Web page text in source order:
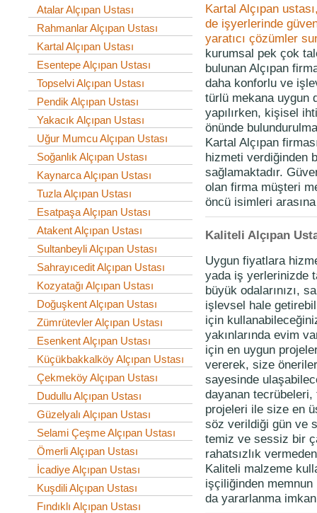
Atalar Alçıpan Ustası
Rahmanlar Alçıpan Ustası
Kartal Alçıpan Ustası
Esentepe Alçıpan Ustası
Topselvi Alçıpan Ustası
Pendik Alçıpan Ustası
Yakacık Alçıpan Ustası
Uğur Mumcu Alçıpan Ustası
Soğanlık Alçıpan Ustası
Kaynarca Alçıpan Ustası
Tuzla Alçıpan Ustası
Esatpaşa Alçıpan Ustası
Atakent Alçıpan Ustası
Sultanbeyli Alçıpan Ustası
Sahrayıcedit Alçıpan Ustası
Kozyatağı Alçıpan Ustası
Doğuşkent Alçıpan Ustası
Zümrütevler Alçıpan Ustası
Esenkent Alçıpan Ustası
Küçükbakkalköy Alçıpan Ustası
Çekmeköy Alçıpan Ustası
Dudullu Alçıpan Ustası
Güzelyalı Alçıpan Ustası
Selami Çeşme Alçıpan Ustası
Ömerli Alçıpan Ustası
İcadiye Alçıpan Ustası
Kuşdili Alçıpan Ustası
Fındıklı Alçıpan Ustası
Kartal Alçıpan
de işyerlerinde
yaratıcı çözümler
kurumsal pek çok
bulunan Alçıpan
daha konforlu ve
türlü mekana uygun
yapılırken, kişisel
önünde
Kartal Alçıpan
hizmeti verdiğinden
sağlamaktadır.
olan firma müşteri
öncü isimleri arasına
Kaliteli Alçıpan
Uygun fiyatlara
yada iş yerlerinizde
büyük odalarınızı,
işlevsel hale
için
yakınlarında evim
için en uygun
vererek, size
sayesinde
dayanan tecrübeleri,
projeleri ile size en
söz verildiği gün ve
temiz ve sessiz bir
rahatsızlık
Kaliteli malzeme
işçiliğinden
da yararlanma